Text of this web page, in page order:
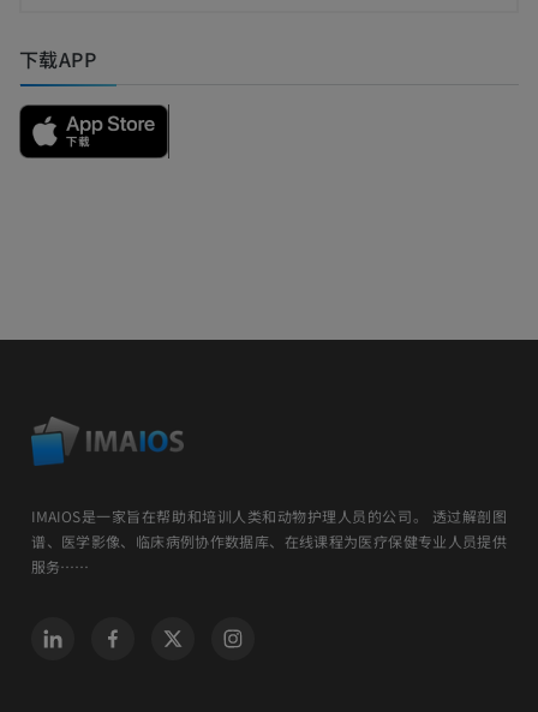
下载APP
IMAIOS是一家旨在帮助和培训人类和动物护理人员的公司。 透过解剖图
谱、医学影像、临床病例协作数据库、在线课程为医疗保健专业人员提供
服务……